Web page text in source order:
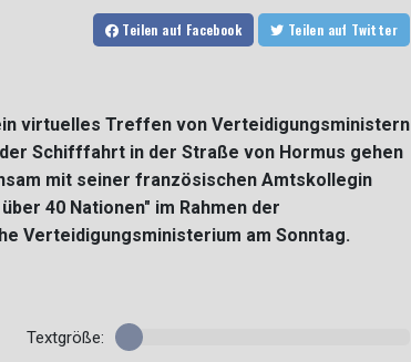
Teilen auf Facebook Teilen auf Twitter
virtuelles Treffen von Verteidigungsministern
Schifffahrt in der Straße von Hormus gehen
mit seiner französischen Amtskollegin
40 Nationen" im Rahmen der
Verteidigungsministerium am Sonntag.
Textgröße: